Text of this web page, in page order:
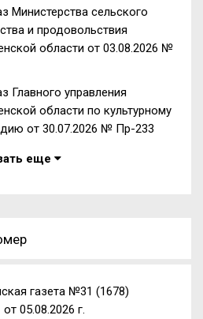
Министерства сельского
и продовольствия
области от 03.08.2026 №
Главного управления
области по культурному
от 30.07.2026 № Пр-233
еще
газета №31 (1678)
от 05.08.2026 г.